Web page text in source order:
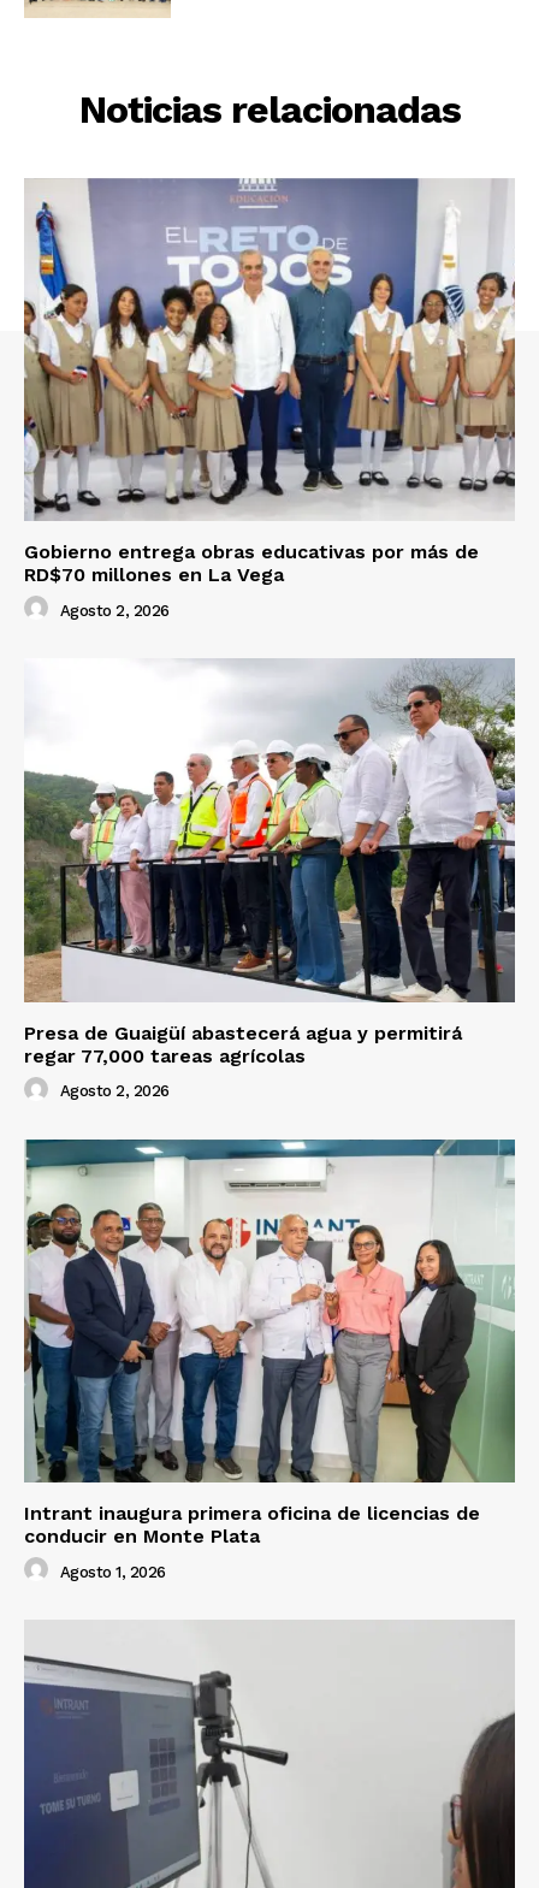
Noticias relacionadas
Gobierno entrega obras educativas por más de
RD$70 millones en La Vega
Agosto 2, 2026
Presa de Guaigüí abastecerá agua y permitirá
regar 77,000 tareas agrícolas
Agosto 2, 2026
Intrant inaugura primera oficina de licencias de
conducir en Monte Plata
Agosto 1, 2026